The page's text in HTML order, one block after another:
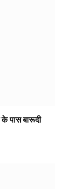
पास बारूदी